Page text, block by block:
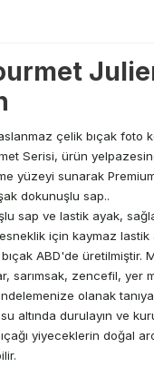
çelik bıçak foto
Serisi, ürün
yüzeyi sunarak
dokunuşlu sap..
sap ve lastik ayak,
için kaymaz lastik
ABD'de üretilmiştir.
sarımsak, zencefil, yer
olanak
altında durulayın ve
yiyeceklerin doğal